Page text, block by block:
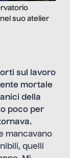
suo atelier
sul lavoro
mortale
della
poco per
mancavano
quelli